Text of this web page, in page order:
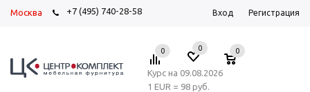
Москва +7 (495) 740-28-58 Вход Регистрация
0 0 0
Курс на 09.08.2026
1 EUR = 98 руб.